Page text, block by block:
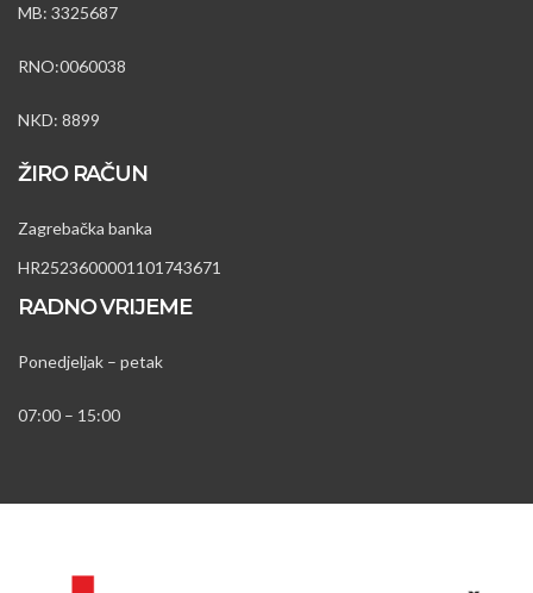
MB: 3325687
RNO:0060038
NKD: 8899
ŽIRO RAČUN
Zagrebačka banka
HR2523600001101743671
RADNO VRIJEME
Ponedjeljak – petak
07:00 – 15:00